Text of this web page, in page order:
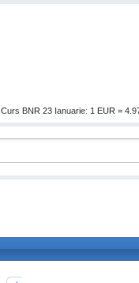
Curs BNR 23 Ianuarie: 1 EUR =